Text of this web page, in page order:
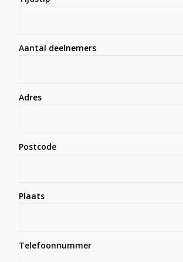
Aantal deelnemers
Adres
Postcode
Plaats
Telefoonnummer